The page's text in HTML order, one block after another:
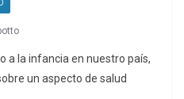
a la infancia en nuestro país,
un aspecto de salud